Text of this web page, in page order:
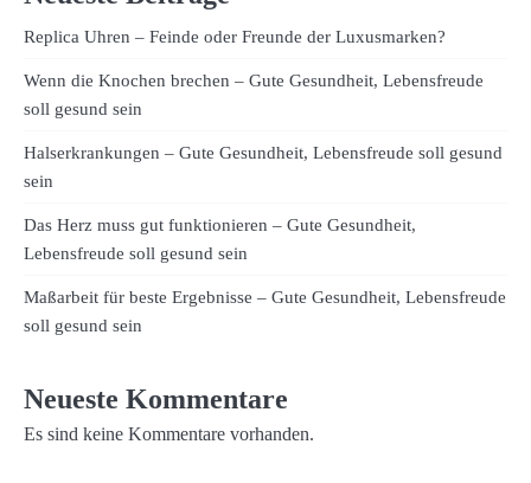
Replica Uhren – Feinde oder Freunde der Luxusmarken?
Wenn die Knochen brechen – Gute Gesundheit, Lebensfreude
soll gesund sein
Halserkrankungen – Gute Gesundheit, Lebensfreude soll gesund
sein
Das Herz muss gut funktionieren – Gute Gesundheit,
Lebensfreude soll gesund sein
Maßarbeit für beste Ergebnisse – Gute Gesundheit, Lebensfreude
soll gesund sein
Neueste Kommentare
Es sind keine Kommentare vorhanden.